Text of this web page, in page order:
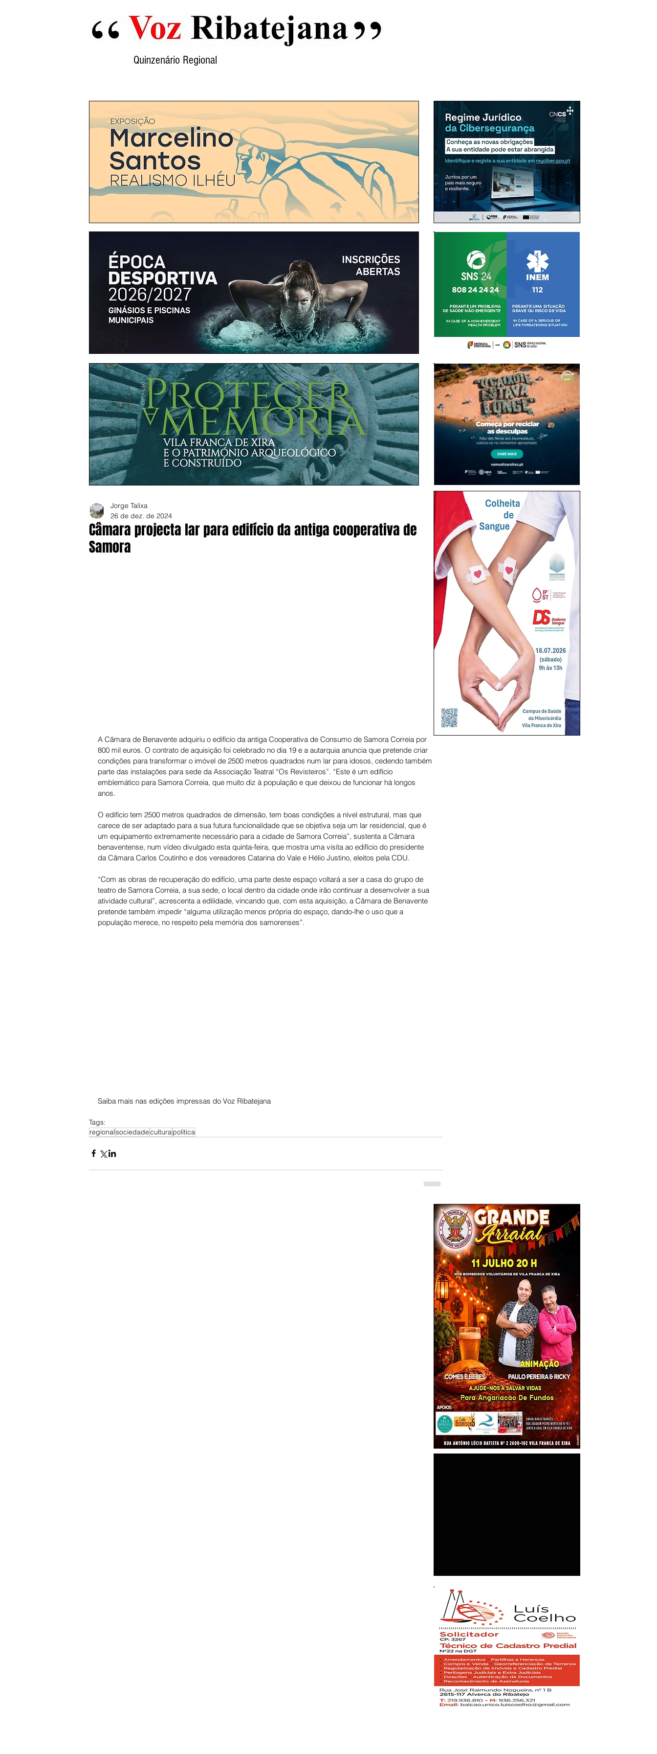
Quinzenário Regional
Câmara projecta lar para edifício da antiga cooperativa de
Samora
Jorge Talixa
26 de dez. de 2024
A Câmara de Benavente adquiriu o edifício da antiga Cooperativa de Consumo de Samora Correia por
800 mil euros. O contrato de aquisição foi celebrado no dia 19 e a autarquia anuncia que pretende criar
condições para transformar o imóvel de 2500 metros quadrados num lar para idosos, cedendo também
parte das instalações para sede da Associação Teatral “Os Revisteiros”. “Este é um edifício
emblemático para Samora Correia, que muito diz à população e que deixou de funcionar há longos
anos.
O edifício tem 2500 metros quadrados de dimensão, tem boas condições a nível estrutural, mas que
carece de ser adaptado para a sua futura funcionalidade que se objetiva seja um lar residencial, que é
um equipamento extremamente necessário para a cidade de Samora Correia”, sustenta a Câmara
benaventense, num vídeo divulgado esta quinta-feira, que mostra uma visita ao edifício do presidente
da Câmara Carlos Coutinho e dos vereadores Catarina do Vale e Hélio Justino, eleitos pela CDU.
“Com as obras de recuperação do edifício, uma parte deste espaço voltará a ser a casa do grupo de
teatro de Samora Correia, a sua sede, o local dentro da cidade onde irão continuar a desenvolver a sua
atividade cultural”, acrescenta a edilidade, vincando que, com esta aquisição, a Câmara de Benavente
pretende também impedir “alguma utilização menos própria do espaço, dando-lhe o uso que a
população merece, no respeito pela memória dos samorenses”.
Saiba mais nas edições impressas do Voz Ribatejana
Tags:
regionalsociedadeculturapolítica